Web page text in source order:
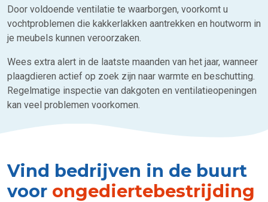
Door voldoende ventilatie te waarborgen, voorkomt u
vochtproblemen die kakkerlakken aantrekken en houtworm in
je meubels kunnen veroorzaken.
Wees extra alert in de laatste maanden van het jaar, wanneer
plaagdieren actief op zoek zijn naar warmte en beschutting.
Regelmatige inspectie van dakgoten en ventilatieopeningen
kan veel problemen voorkomen.
Vind bedrijven in de buurt
voor ongediertebestrijding